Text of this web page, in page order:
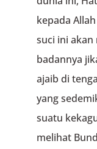
kepada
suci ini
bada­nnya
ajaib di
yang
suatu
melihat